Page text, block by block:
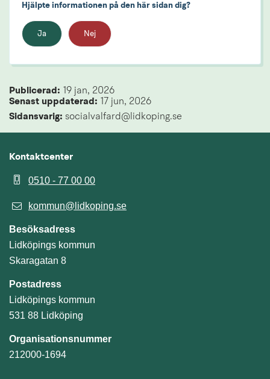
Hjälpte informationen på den här sidan dig?
Ja Nej
Publicerad:
19 jan, 2026
Senast uppdaterad:
17 jun, 2026
Sidansvarig: socialvalfard@lidkoping.se
Kontaktcenter
0510 - 77 00 00
kommun@lidkoping.se
Besöksadress
Lidköpings kommun
Skaragatan 8
Postadress
Lidköpings kommun
531 88 Lidköping
Organisationsnummer
212000-1694